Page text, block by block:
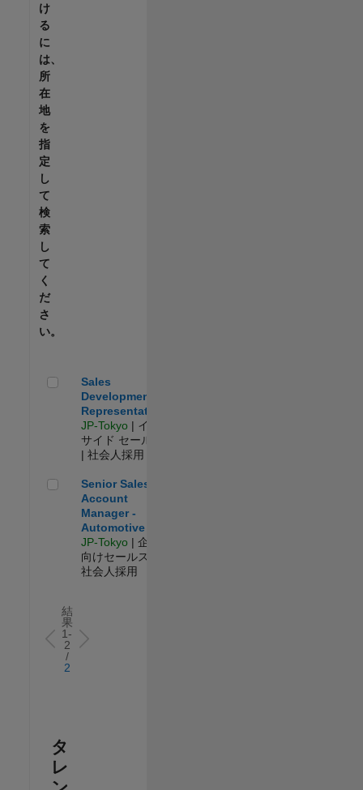
け
る
に
は、
所
在
地
を
指
定
し
て
検
索
し
て
く
だ
さ
い。
Sales Development Representative
Sales
Development
Representative
JP-Tokyo | イン
サイド セールス
| 社会人採用
Senior Sales Account Manager - Automotive
Senior Sales
Account
Manager -
Automotive
JP-Tokyo | 企業
向けセールス |
社会人採用
結
果
1-
2
/
2
タ
レ